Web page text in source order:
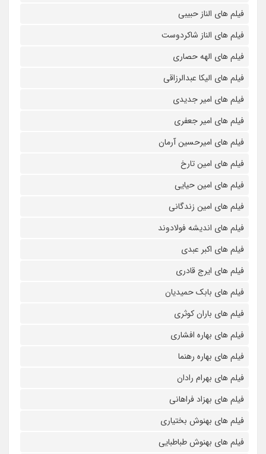
فیلم های الناز حبیبی
فیلم های الناز شاکردوست
فیلم های الهه حصاری
فیلم های الیکا عبدالرزاقی
فیلم های امیر جدیدی
فیلم های امیر جعفری
فیلم های امیرحسین آرمان
فیلم های امین تارخ
فیلم های امین حیایی
فیلم های امین زندگانی
فیلم های اندیشه فولادوند
فیلم های اکبر عبدی
فیلم های ایرج قادری
فیلم های بابک حمیدیان
فیلم های باران کوثری
فیلم های بهاره افشاری
فیلم های بهاره رهنما
فیلم های بهرام رادان
فیلم های بهزاد فراهانی
فیلم های بهنوش بختیاری
فیلم های بهنوش طباطبایی